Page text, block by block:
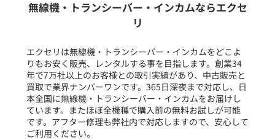
フリーワード入力(製品名等)
選択条件をリセット
無線機・トランシーバー・インカムならエクセ
リ
エクセリは無線機・トランシーバー・インカムをどこよ
りもお安く販売、レンタルする事を目指します。創業34
年で7万社以上のお客様との取引実績があり、中古販売と
買取で業界ナンバーワンです。365日深夜まで対応し、日
本全国に無線機・トランシーバー・インカムをお届けし
ています。またほぼ全機種で購入前の無料お試しが可能
です。アフター修理も弊社内で対応しますので、安心して
ご利用ください。